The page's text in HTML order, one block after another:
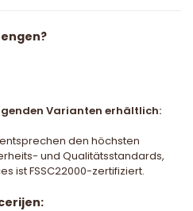
Varianten erhältlich:
den höchsten
und Qualitätsstandards,
ist FSSC22000-zertifiziert.